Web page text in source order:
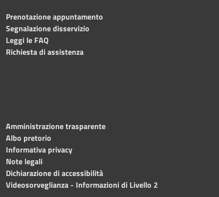
Prenotazione appuntamento
Segnalazione disservizio
Leggi le FAQ
Richiesta di assistenza
Amministrazione trasparente
Albo pretorio
Informativa privacy
Note legali
Dichiarazione di accessibilità
Videosorveglianza - Informazioni di Livello 2